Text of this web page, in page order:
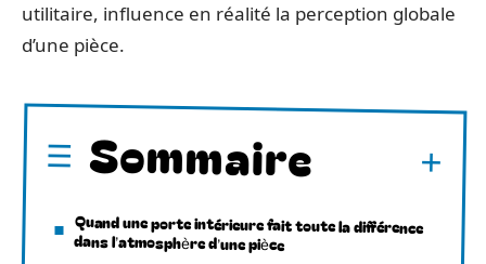
utilitaire, influence en réalité la perception globale
d’une pièce.
Sommaire
Quand une porte intérieure fait toute la différence
dans l’atmosphère d’une pièce